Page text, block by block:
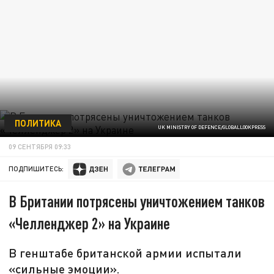
UK MINISTRY OF DEFENCE/GLOBALLOOKPRESS
ПОЛИТИКА
09 СЕНТЯБРЯ 09:33
ПОДПИШИТЕСЬ:
В Британии потрясены уничтожением танков
«Челленджер 2» на Украине
В генштабе британской армии испытали
«сильные эмоции».